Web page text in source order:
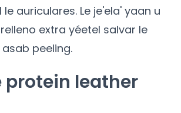
auriculares. Le je'ela' yaan u
extra yéetel salvar le
peeling.
protein leather